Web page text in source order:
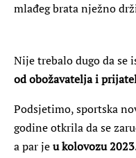
mlađeg brata nježno
Nije trebalo dugo da se
od obožavatelja i
Podsjetimo, sportska
godine otkrila da se
a par jeu kolovozu